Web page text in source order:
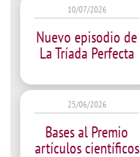
10/07/2026
Nuevo episodio de
La Tríada Perfecta
25/06/2026
Bases al Premio
artículos científicos